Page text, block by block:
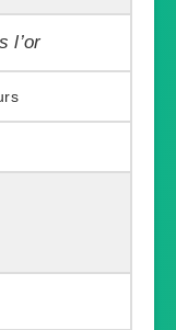
l’or